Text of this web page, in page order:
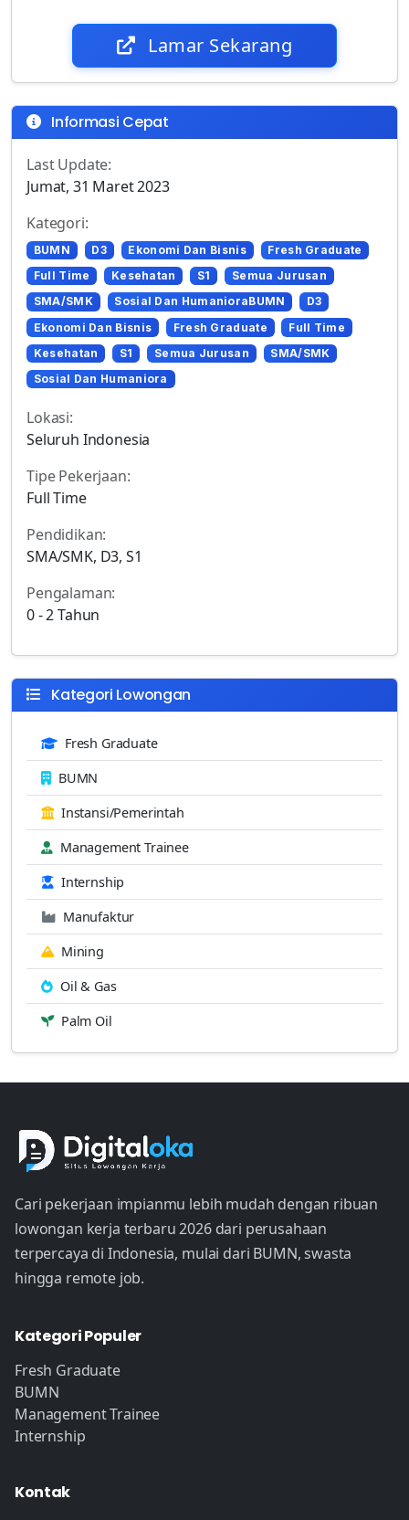
Lamar Sekarang
Informasi Cepat
Last Update:
Jumat, 31 Maret 2023
Kategori:
BUMN D3 Ekonomi Dan Bisnis
Fresh Graduate
Full Time
Kesehatan S1
Semua Jurusan
SMA/SMK
Sosial Dan HumanioraBUMN
D3
Ekonomi Dan Bisnis
Fresh Graduate
Full Time
Kesehatan
S1 Semua Jurusan
SMA/SMK
Sosial Dan Humaniora
Lokasi:
Seluruh Indonesia
Tipe Pekerjaan:
Full Time
Pendidikan:
SMA/SMK, D3, S1
Pengalaman:
0 - 2 Tahun
Kategori Lowongan
Fresh Graduate
BUMN
Instansi/Pemerintah
Management Trainee
Internship
Manufaktur
Mining
Oil & Gas
Palm Oil
Cari pekerjaan impianmu lebih mudah dengan ribuan
lowongan kerja terbaru 2026 dari perusahaan
terpercaya di Indonesia, mulai dari BUMN, swasta
hingga remote job.
Kategori Populer
Fresh Graduate
BUMN
Management Trainee
Internship
Kontak